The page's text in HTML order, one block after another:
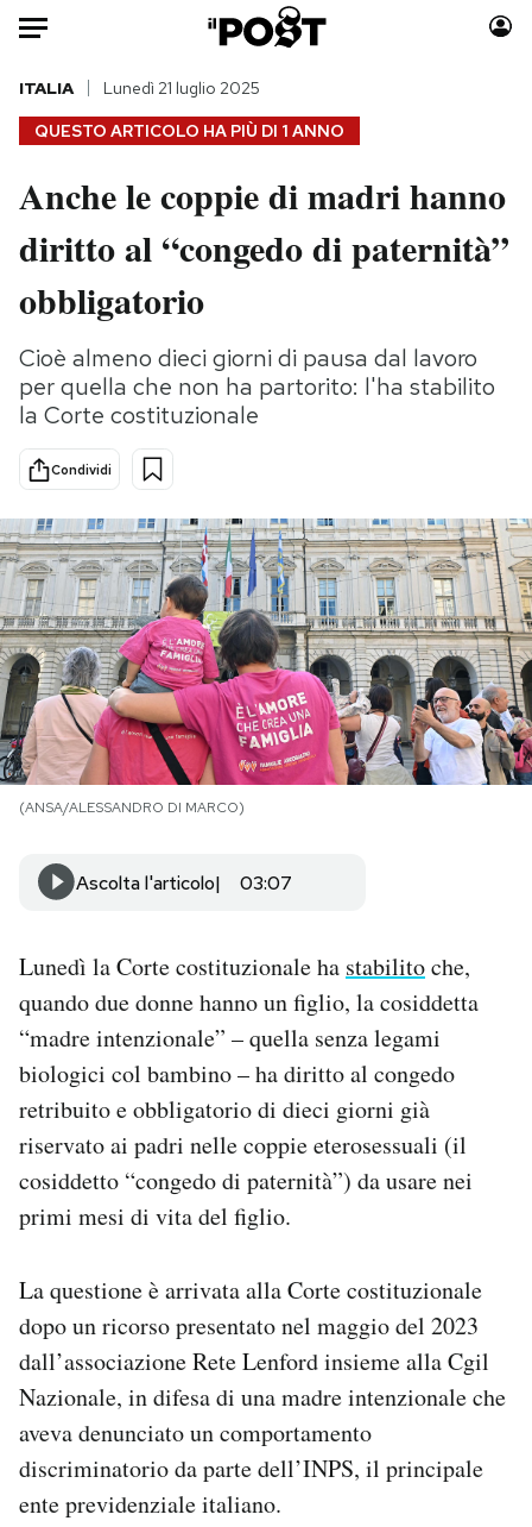
HOME
Italia
Politica
Tecnologia
Scienza
Cultura
Sport
Moda
Consumismi
Media
PODCAST
NEWSLETTER
I MIEI PREFERITI
SHOP
CALENDARIO
AREA PERSONALE
Newsletter
Notifiche mobile
Regala il Post
Hai bisogno di aiuto?
Esci
QUESTO ARTICOLO HA PIÙ DI 1 ANNO
ITALIA Lunedì 21 luglio 2025
Anche le coppie di madri hanno
diritto al “congedo di paternità”
obbligatorio
Cioè almeno dieci giorni di pausa dal lavoro
per quella che non ha partorito: l'ha stabilito
la Corte costituzionale
Condividi
(ANSA/ALESSANDRO DI MARCO)
Ascolta l'articolo 03:07
Lunedì la Corte costituzionale ha stabilitoche,
quando due donne hanno un figlio, la cosiddetta
“madre intenzionale” – quella senza legami
biologici col bambino – ha diritto al congedo
retribuito e obbligatorio di dieci giorni già
riservato ai padri nelle coppie eterosessuali (il
cosiddetto “congedo di paternità”) da usare nei
primi mesi di vita del figlio.
La questione è arrivata alla Corte costituzionale
dopo un ricorso presentato nel maggio del 2023
dall’associazione Rete Lenford insieme alla Cgil
Nazionale, in difesa di una madre intenzionale che
aveva denunciato un comportamento
discriminatorio da parte dell’INPS, il principale
ente previdenziale italiano.